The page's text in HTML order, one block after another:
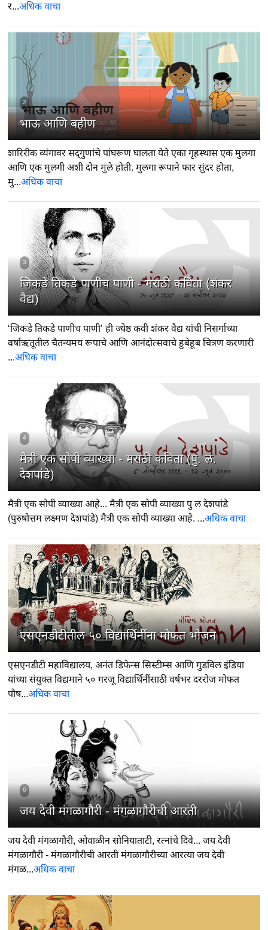
र...अधिक वाचा
2
भाऊ आणि बहीण
शारिरीक व्यंगावर सद्‍गुणांचे पांघरूण घालता येते एका गृहस्थास एक मुलगा
आणि एक मुलगी अशी दोन मुले होती. मुलगा रूपाने फार सुंदर होता,
मु...अधिक वाचा
3
जिकडे तिकडे पाणीच पाणी - मराठी कविता (शंकर
वैद्य)
‘जिकडे तिकडे पाणीच पाणी’ ही ज्येष्ठ कवी शंकर वैद्य यांची निसर्गाच्या
वर्षाऋतूतील चैतन्यमय रूपाचे आणि आनंदोत्सवाचे हुबेहूब चित्रण करणारी
...अधिक वाचा
4
मैत्री एक सोपी व्याख्या - मराठी कविता (पु. ल.
देशपांडे)
मैत्री एक सोपी व्याख्या आहे... मैत्री एक सोपी व्याख्या पु ल देशपांडे
(पुरुषोत्तम लक्ष्मण देशपांडे) मैत्री एक सोपी व्याख्या आहे. ...अधिक वाचा
5
एसएनडीटीतील ५० विद्यार्थिनींना मोफत भोजन
एसएनडीटी महाविद्यालय, अनंत डिफेन्स सिस्टीम्स आणि गुडविल इंडिया
यांच्या संयुक्त विद्यमाने ५० गरजू विद्यार्थिनींसाठी वर्षभर दररोज मोफत
पौष...अधिक वाचा
6
जय देवी मंगळागौरी - मंगळागौरीची आरती
जय देवी मंगळागौरी, ओवाळीन सोनियाताटी, रत्नांचे दिवे... जय देवी
मंगळागौरी - मंगळागौरीची आरती मंगळागौरीच्या आरत्या जय देवी
मंगळ...अधिक वाचा